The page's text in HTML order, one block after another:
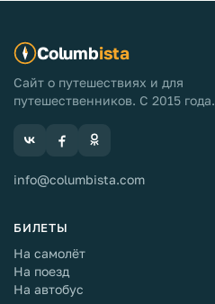
Columbista
Сайт о путешествиях и для
путешественников. С 2015 года.
info@columbista.com
БИЛЕТЫ
На самолёт
На поезд
На автобус